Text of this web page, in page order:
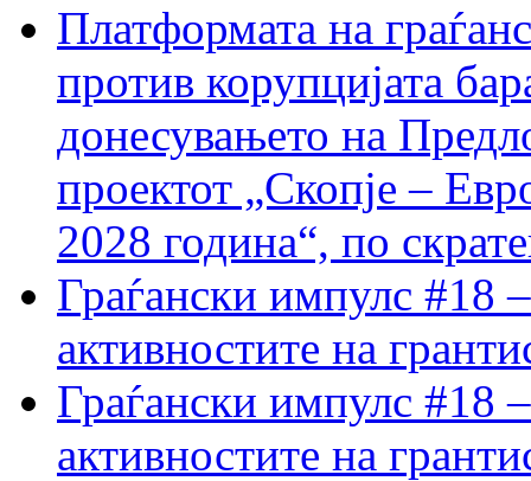
Платформата на
против корупцијата
донесувањето на
проектот „Скопје –
2028 година“, по
Граѓански импулс #18
активностите на
Граѓански импулс #18
активностите на